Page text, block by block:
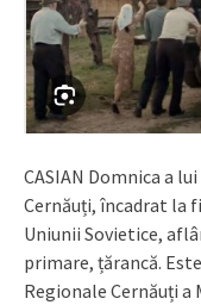
CASIAN Domnica a
Cernăuți, încadrat la
Uniunii Sovietice,
primare, țărancă.
Regionale Cernăuți a